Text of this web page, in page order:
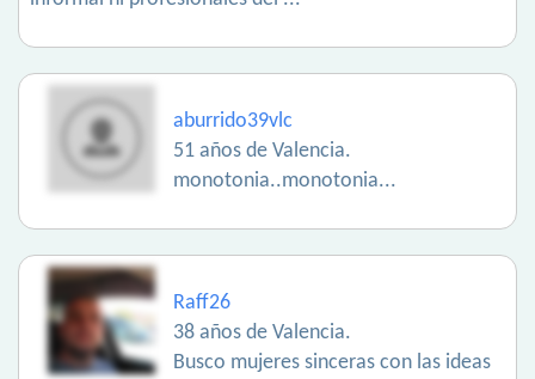
aburrido39vlc
51 años de Valencia.
monotonia..monotonia...
Raff26
38 años de Valencia.
Busco mujeres sinceras con las ideas